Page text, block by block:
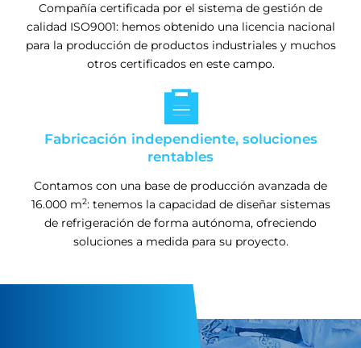
Compañía certificada por el sistema de gestión de
calidad ISO9001: hemos obtenido una licencia nacional
para la producción de productos industriales y muchos
otros certificados en este campo.

Fabricación independiente, soluciones
rentables
Contamos con una base de producción avanzada de
16.000 m2: tenemos la capacidad de diseñar sistemas
de refrigeración de forma autónoma, ofreciendo
soluciones a medida para su proyecto.